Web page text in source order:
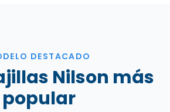
DESTACADO
Nilson más
popular